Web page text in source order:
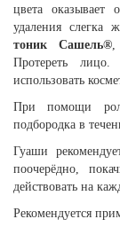
цвета оказывает
удаления слегка
тоник Сашель®,
Протереть
использовать
При помощи
подбородка в
Гуаши
поочерёдно,
действовать на
Рекомендуется